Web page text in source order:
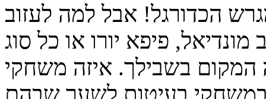
הכדורגל! אבל למה לעזוב
פיפא יורו או כל סוג
בשבילך. איזה משחקי
בעיטות לשער שבהם